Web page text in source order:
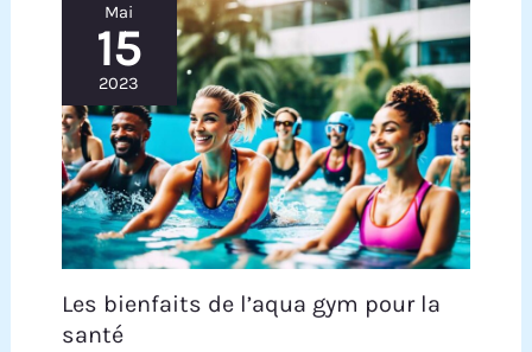
Mai
15
2023
Les bienfaits de l’aqua gym pour la
santé